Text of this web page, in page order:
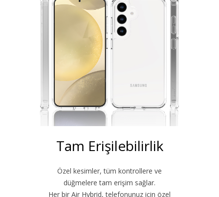
Tam Erişilebilirlik
Özel kesimler, tüm kontrollere ve
düğmelere tam erişim sağlar.
Her bir Air Hybrid, telefonunuz için özel